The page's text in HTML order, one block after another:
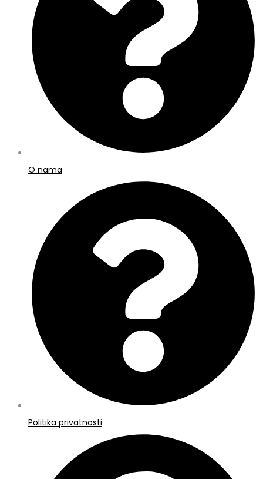
O nama
Politika privatnosti